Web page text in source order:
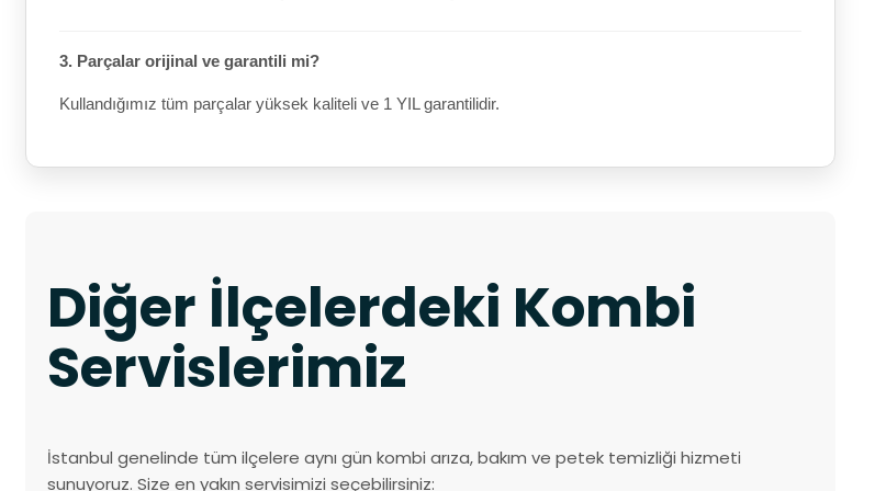
3. Parçalar orijinal ve garantili mi?
Kullandığımız tüm parçalar yüksek kaliteli ve 1 YIL garantilidir.
Diğer İlçelerdeki Kombi
Servislerimiz
İstanbul genelinde tüm ilçelere aynı gün kombi arıza, bakım ve petek temizliği hizmeti
sunuyoruz. Size en yakın servisimizi seçebilirsiniz: